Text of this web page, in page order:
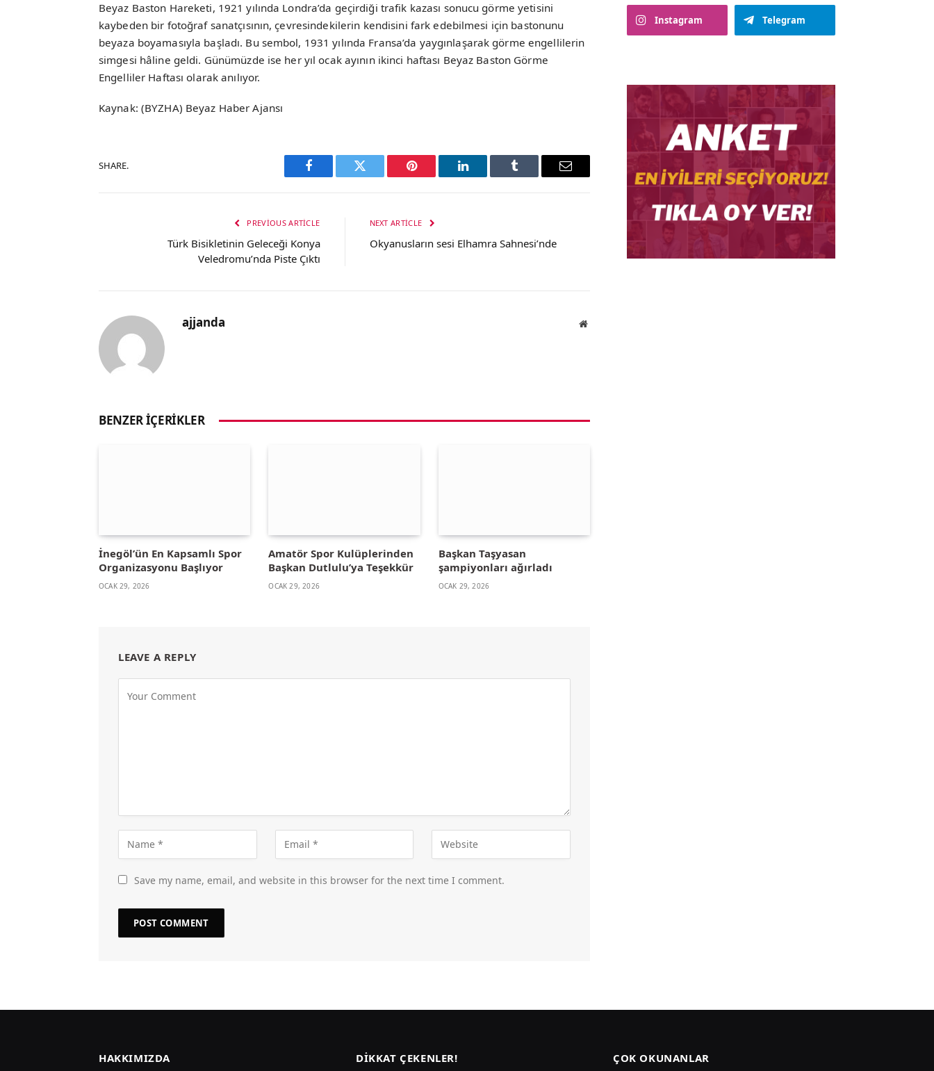
Beyaz Baston Hareketi, 1921 yılında Londra’da geçirdiği trafik kazası sonucu görme yetisini
kaybeden bir fotoğraf sanatçısının, çevresindekilerin kendisini fark edebilmesi için bastonunu
beyaza boyamasıyla başladı. Bu sembol, 1931 yılında Fransa’da yaygınlaşarak görme engellilerin
simgesi hâline geldi. Günümüzde ise her yıl ocak ayının ikinci haftası Beyaz Baston Görme
Engelliler Haftası olarak anılıyor.
Kaynak: (BYZHA) Beyaz Haber Ajansı
SHARE.
Facebook Twitter Pinterest LinkedIn Tumblr Email
PREVIOUS ARTICLE
Türk Bisikletinin Geleceği Konya
Veledromu’nda Piste Çıktı
NEXT ARTICLE
Okyanusların sesi Elhamra Sahnesi’nde
ajjanda Website
BENZER İÇERIKLER
İnegöl’ün En Kapsamlı Spor
Organizasyonu Başlıyor
OCAK 29, 2026
Amatör Spor Kulüplerinden
Başkan Dutlulu’ya Teşekkür
OCAK 29, 2026
Başkan Taşyasan
şampiyonları ağırladı
OCAK 29, 2026
LEAVE A REPLY
Save my name, email, and website in this browser for the next time I comment.
Instagram Telegram
HAKKIMIZDA DIKKAT ÇEKENLER! ÇOK OKUNANLAR